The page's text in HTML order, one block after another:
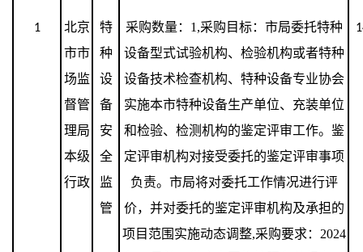
1
北京
市市
场监
督管
理局
本级
行政
特
种
设
备
安
全
监
管
采购数量： 1,采购目标：市局委托特种
设备型式试验机构、检验机构或者特种
设备技术检查机构、特种设备专业协会
实施本市特种设备生产单位、充装单位
和检验、检测机构的鉴定评审工作。鉴
定评审机构对接受委托的鉴定评审事项
负责。市局将对委托工作情况进行评
价，并对委托的鉴定评审机构及承担的
项目范围实施动态调整,采购要求： 2024